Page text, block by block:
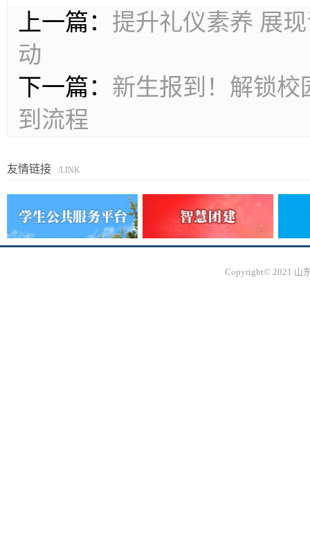
上一篇： 提升礼仪素养 展
动
下一篇： 新生报到！解锁
到流程
友情链接 /LINK
Copyright© 2021 山